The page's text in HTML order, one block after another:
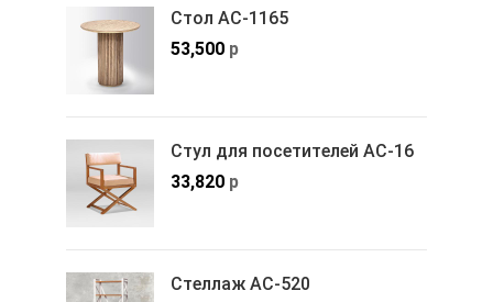
Стол АС-1165
53,500 р
Стул для посетителей АС-16
33,820 р
Стеллаж АС-520